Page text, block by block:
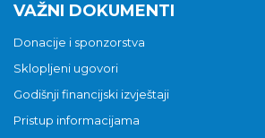
VAŽNI DOKUMENTI
Donacije i sponzorstva
Sklopljeni ugovori
Godišnji financijski izvještaji
Pristup informacijama